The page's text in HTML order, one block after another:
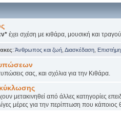
έχει σχέση με κιθάρα, μουσική και
: Άνθρωπος και ζωή Διασκέδαση
σας, και σχόλια για την Κιθάρα.
μετακινηθεί από άλλες κατηγορίες
μέρες για την περίπτωση που κάποιος